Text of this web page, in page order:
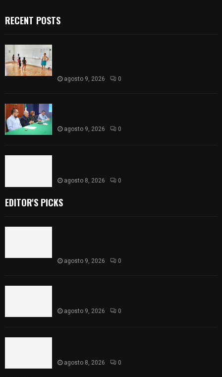
RECENT POSTS
agosto 9, 2026 0
agosto 9, 2026 0
agosto 8, 2026 0
EDITOR'S PICKS
agosto 9, 2026 0
agosto 9, 2026 0
agosto 8, 2026 0